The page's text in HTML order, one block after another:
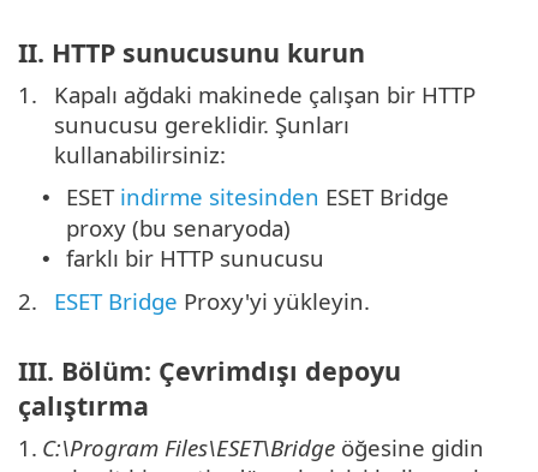
II. HTTP sunucusunu kurun
1.
Kapalı ağdaki makinede çalışan bir HTTP
sunucusu gereklidir. Şunları
kullanabilirsiniz:
• ESET indirme sitesinden ESET Bridge
proxy (bu senaryoda)
•
farklı bir HTTP sunucusu
2.
ESET Bridge Proxy'yi yükleyin.
III. Bölüm: Çevrimdışı depoyu
çalıştırma
1. C:\Program Files\ESET\Bridge öğesine gidin